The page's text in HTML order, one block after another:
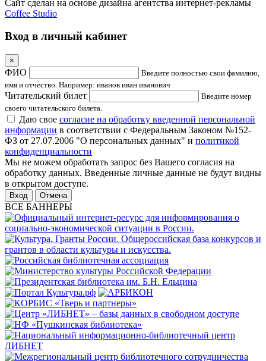
Сайт сделан на основе дизайна агентства интернет-рекламы
Coffee Studio
Вход в личный кабинет
×
ФИО
Введите полностью свои фамилию,
имя и отчество. Например: иванов иван иванович
Читательский билет
Введите номер
своего читательского билета.
Даю свое согласие на обработку введенной персональной
информации в соответствии с Федеральным Законом №152-
ФЗ от 27.07.2006 "О персональных данных" и политикой
конфиденциальности
Мы не можем обработать запрос без Вашего согласия на
обработку данных. Введенные личные данные не будут видны
в открытом доступе.
Отмена
ВСЕ БАННЕРЫ